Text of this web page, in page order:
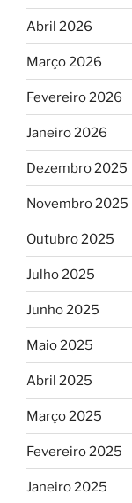
Abril 2026
Março 2026
Fevereiro 2026
Janeiro 2026
Dezembro 2025
Novembro 2025
Outubro 2025
Julho 2025
Junho 2025
Maio 2025
Abril 2025
Março 2025
Fevereiro 2025
Janeiro 2025